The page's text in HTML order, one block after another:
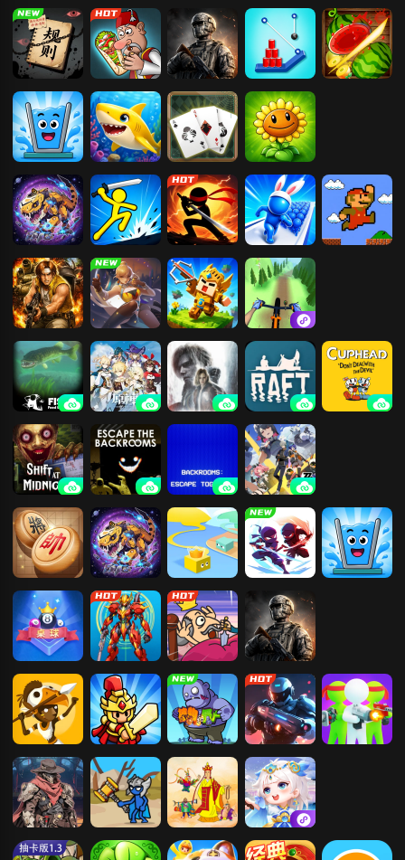
植物大战僵尸
2
飙飙飞车 枪神狙击手 海岛求生30天
规则怪谈之前
生今世
沙威玛大王 使命行动 割绳子
心动水杯 深海游历险记 蜘蛛纸牌
植物大战僵尸
2
战斗霸龙兽
火柴人：终极
角斗场
火柴人功夫对
战
兄弟冲冲冲
合金弹头3 阿拉德勇士 生存星球 自行车山路赛
海底大猎杀 原神
生化危机9：
木筏求生
午夜轮班 逃离后室
后室：一起逃
离
绝区零
中国象棋 战斗霸龙兽 Paper.io
绝地忍者乱乱
斗
桌球 机甲大决斗 刺杀国王 使命行动
疯狂猎人 丧尸来了
合成植物打僵
尸
机械战警
子弹风暴
火柴人防线战
卡牌西游 仙凡奇缘传